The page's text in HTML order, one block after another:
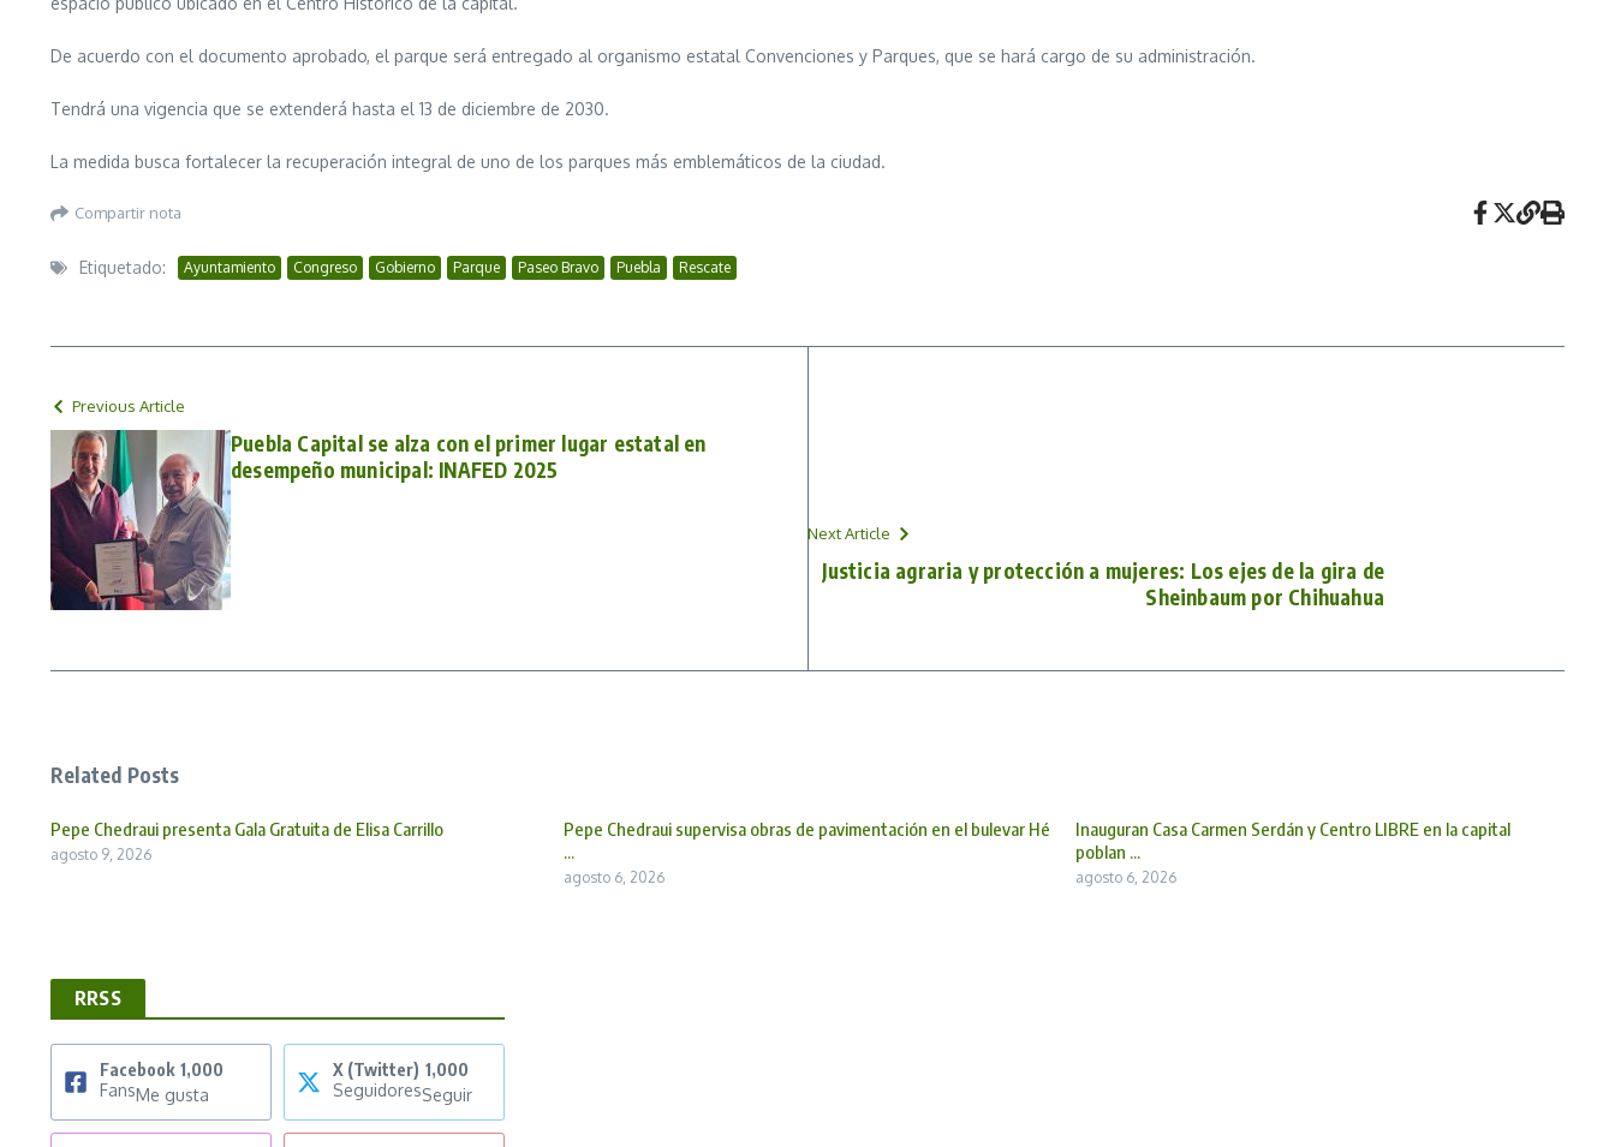
De acuerdo con el documento aprobado, el parque será entregado al organismo estatal Convenciones y Parques, que se hará cargo de su administración.
Tendrá una vigencia que se extenderá hasta el 13 de diciembre de 2030.
La medida busca fortalecer la recuperación integral de uno de los parques más emblemáticos de la ciudad.
Compartir nota
Etiquetado: Ayuntamiento Congreso Gobierno Parque Paseo Bravo Puebla Rescate
Previous Article
Puebla Capital se alza con el primer lugar estatal en
desempeño municipal: INAFED 2025
Next Article
Justicia agraria y protección a mujeres: Los ejes de la gira de
Sheinbaum por Chihuahua
Related Posts
Pepe Chedraui presenta Gala Gratuita de Elisa Carrillo
agosto 9, 2026
Pepe Chedraui supervisa obras de pavimentación en el bulevar Hé
...
agosto 6, 2026
Inauguran Casa Carmen Serdán y Centro LIBRE en la capital
poblan ...
agosto 6, 2026
RRSS
Facebook 1,000
FansMe gusta
X (Twitter) 1,000
SeguidoresSeguir